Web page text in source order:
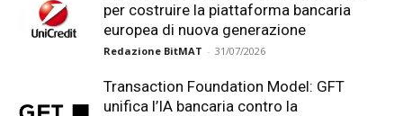
per costruire la piattaforma bancaria
europea di nuova generazione
Redazione BitMAT - 31/07/2026
Transaction Foundation Model: GFT
unifica l’IA bancaria contro la